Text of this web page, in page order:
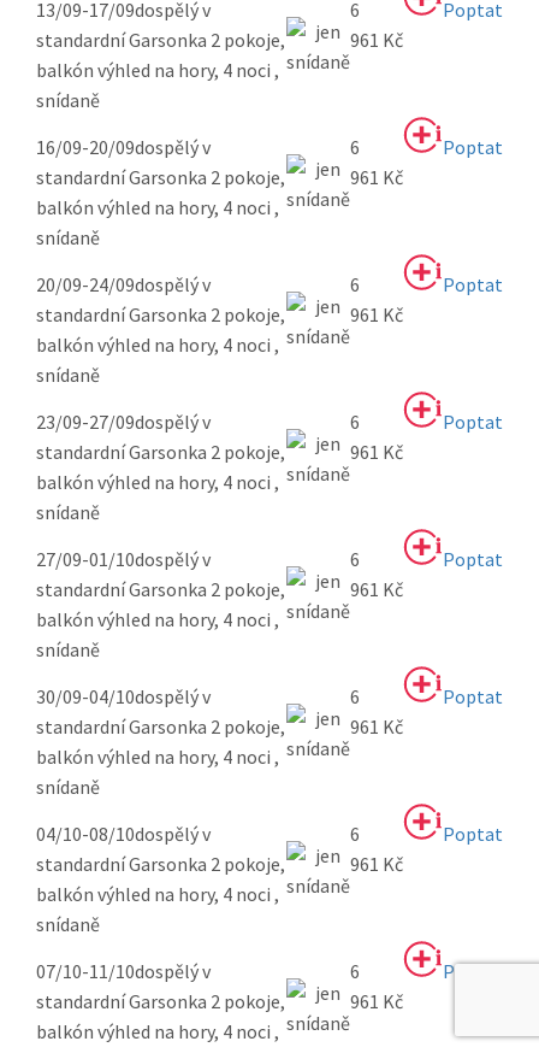
13/09-17/09dospělý v
standardní Garsonka 2 pokoje,
balkón výhled na hory, 4 noci ,
snídaně
6
961 Kč
Poptat
16/09-20/09dospělý v
standardní Garsonka 2 pokoje,
balkón výhled na hory, 4 noci ,
snídaně
6
961 Kč
Poptat
20/09-24/09dospělý v
standardní Garsonka 2 pokoje,
balkón výhled na hory, 4 noci ,
snídaně
6
961 Kč
Poptat
23/09-27/09dospělý v
standardní Garsonka 2 pokoje,
balkón výhled na hory, 4 noci ,
snídaně
6
961 Kč
Poptat
27/09-01/10dospělý v
standardní Garsonka 2 pokoje,
balkón výhled na hory, 4 noci ,
snídaně
6
961 Kč
Poptat
30/09-04/10dospělý v
standardní Garsonka 2 pokoje,
balkón výhled na hory, 4 noci ,
snídaně
6
961 Kč
Poptat
04/10-08/10dospělý v
standardní Garsonka 2 pokoje,
balkón výhled na hory, 4 noci ,
snídaně
6
961 Kč
Poptat
07/10-11/10dospělý v
standardní Garsonka 2 pokoje,
balkón výhled na hory, 4 noci ,
6
961 Kč
Poptat